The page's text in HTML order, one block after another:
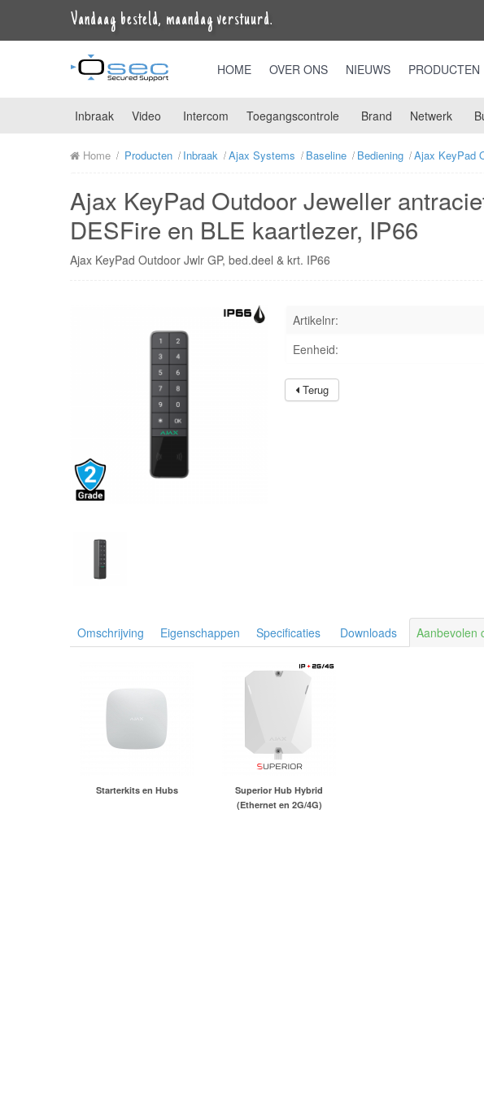
Vandaag besteld, maandag verstuurd.
HOME OVER ONS NIEUWS PRODUCTEN
Inbraak Video Intercom Toegangscontrole Brand Netwerk
Home Producten Inbraak Ajax Systems Baseline Bediening Ajax KeyPad
Ajax KeyPad Outdoor Jeweller
DESFire en BLE kaartlezer, IP66
Ajax KeyPad Outdoor Jwlr GP, bed.deel & krt. IP66
Artikelnr:
Eenheid:
Terug
Omschrijving Eigenschappen Specificaties Downloads Aanbevolen
Starterkits en Hubs
Superior Hub Hybrid
(Ethernet en 2G/4G)